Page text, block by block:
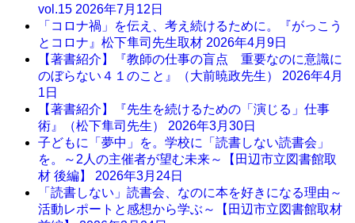
vol.15 2026年7月12日
「コロナ禍」を伝え、考え続けるために。『がっこう
とコロナ』松下隼司先生取材 2026年4月9日
【著書紹介】『教師の仕事の盲点 重要なのに意識に
のぼらない４１のこと』（大前暁政先生） 2026年4月
1日
【著書紹介】『先生を続けるための「演じる」仕事
術』（松下隼司先生） 2026年3月30日
子どもに「夢中」を。学校に「読書しない読書会」
を。～2人の主催者が望む未来～【田辺市立図書館取
材 後編】 2026年3月24日
「読書しない」読書会、なのに本を好きになる理由～
活動レポートと感想から学ぶ～【田辺市立図書館取材